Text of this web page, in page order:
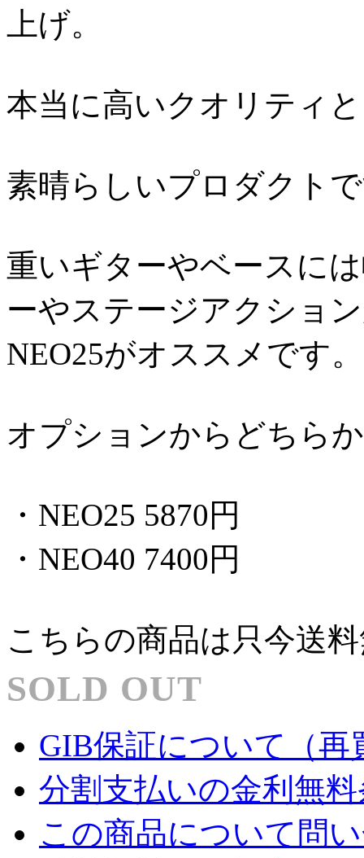
上げ。
本当に高いクオリティ
素晴らしいプロダクト
重いギターやベースに
ーやステージアクショ
NEO25がオススメです。
オプションからどちら
・NEO25 5870円
・NEO40 7400円
こちらの商品は只今送
SOLD OUT
GIB保証について（再
分割支払いの金利無
この商品について問